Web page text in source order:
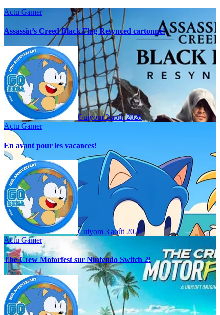
Actu Gamer
Assassin’s Creed Black Flag Resynced cartonne!
Guiyom3 août 2026
Actu Gamer
En avant pour les vacances!
Guiyom 3 août 2026
Actu Gamer
The Crew Motorfest sur Nintendo Switch 2!